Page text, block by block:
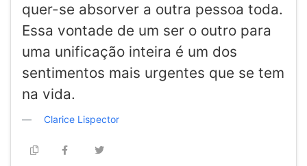
quer-se absorver a outra pessoa toda.
Essa vontade de um ser o outro para
uma unificação inteira é um dos
sentimentos mais urgentes que se tem
na vida.
Clarice Lispector